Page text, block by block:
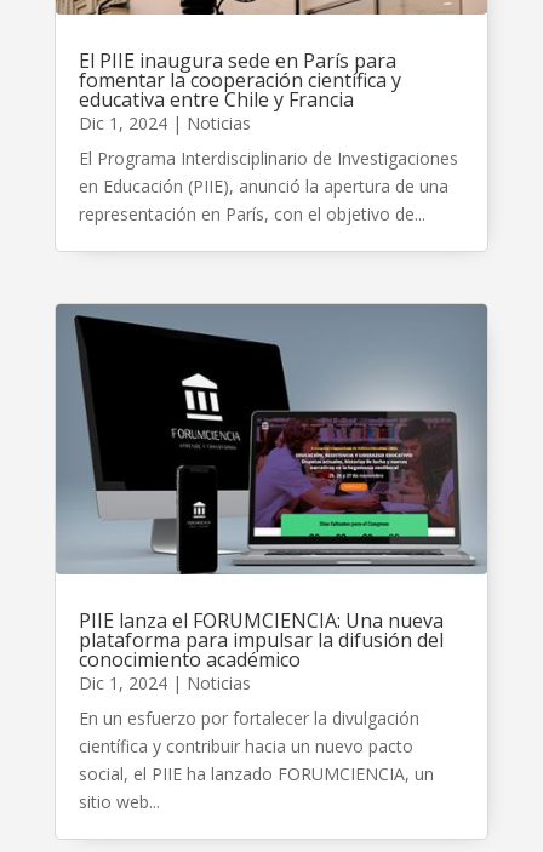
El PIIE inaugura sede en París para
fomentar la cooperación científica y
educativa entre Chile y Francia
Dic 1, 2024| Noticias
El Programa Interdisciplinario de Investigaciones
en Educación (PIIE), anunció la apertura de una
representación en París, con el objetivo de...
PIIE lanza el FORUMCIENCIA: Una nueva
plataforma para impulsar la difusión del
conocimiento académico
Dic 1, 2024| Noticias
En un esfuerzo por fortalecer la divulgación
científica y contribuir hacia un nuevo pacto
social, el PIIE ha lanzado FORUMCIENCIA, un
sitio web...